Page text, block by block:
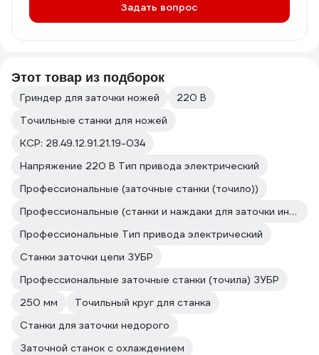
Задать вопрос
Этот товар из подборок
Гриндер для заточки ножей
220 В
Точильные станки для ножей
КСР: 28.49.12.91.21.19-034
Напряжение 220 В Тип привода электрический
Профессиональные (заточные станки (точило))
Профессиональные (станки и наждаки для заточки инструмента и ножей)
Профессиональные Тип привода электрический
Станки заточки цепи ЗУБР
Профессиональные заточные станки (точила) ЗУБР
250 мм
Точильный круг для станка
Станки для заточки недорого
Заточной станок с охлаждением